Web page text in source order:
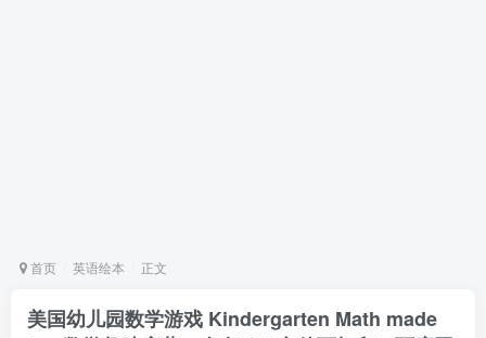
首页 英语绘本 正文
美国幼儿园数学游戏 Kindergarten Math made